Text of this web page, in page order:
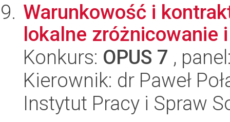
Warunkowość i
lokalne zróżnicowanie
Konkurs: OPUS 7 ,
Kierownik: dr Paweł
Instytut Pracy i Spraw